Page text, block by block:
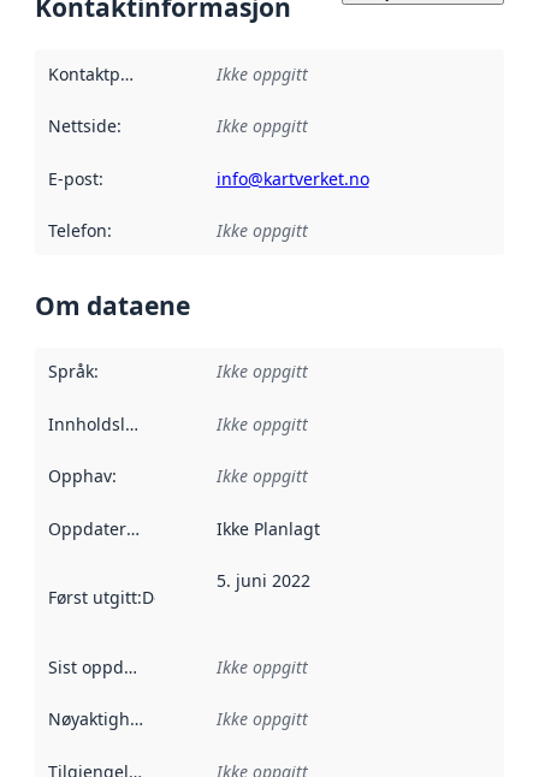
Kontaktinformasjon
Kontaktpunkt Ikke oppgitt
Nettside: Ikke oppgitt
E-post: info@kartverket.no
Telefon: Ikke oppgitt
Om dataene
Språk: Ikke oppgitt
Innholdsleverandører :
Ikke oppgitt
Opphav: Ikke oppgitt
Oppdateringsfrekvens :
Ikke Planlagt
Først utgitt:Denne datoen sier når dataene i dette
5. juni 2022
Sist oppdatert Ikke oppgitt
Nøyaktighet Ikke oppgitt
Tilgjengelighet Ikke oppgitt